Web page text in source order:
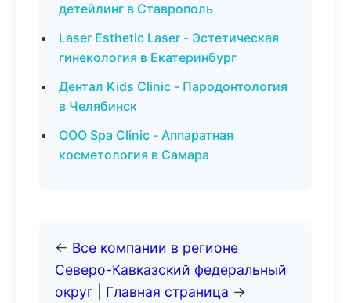
детейлинг в Ставрополь
Laser Esthetic Laser - Эстетическая
гинекология в Екатеринбург
Дентал Kids Clinic - Пародонтология
в Челябинск
ООО Spa Clinic - Аппаратная
косметология в Самара
← Все компании в регионе
Северо-Кавказский федеральный
округ
Главная страница →